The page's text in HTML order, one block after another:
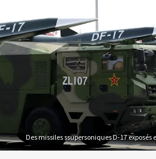
Des missiles ssupersoniques D-17